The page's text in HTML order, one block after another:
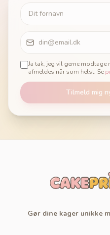
Ja tak, jeg vil gerne modtage
afmeldes når som helst. Se
Tilmeld mig
Gør dine kager unikke